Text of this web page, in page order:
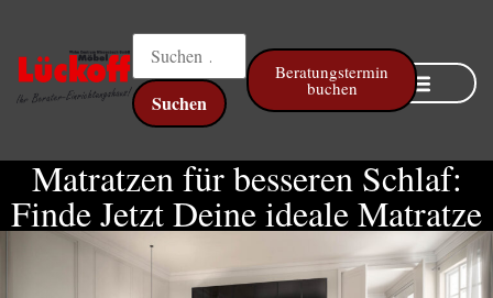
Beratungstermin
buchen
Matratzen für besseren Schlaf:
Finde Jetzt Deine ideale Matratze